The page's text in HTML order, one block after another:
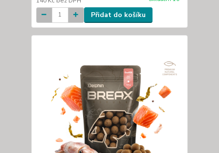
Přidat do košíku